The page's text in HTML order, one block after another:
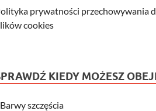
prywatności przechowywania
cookies
KIEDY MOŻESZ
Barwy szczęścia